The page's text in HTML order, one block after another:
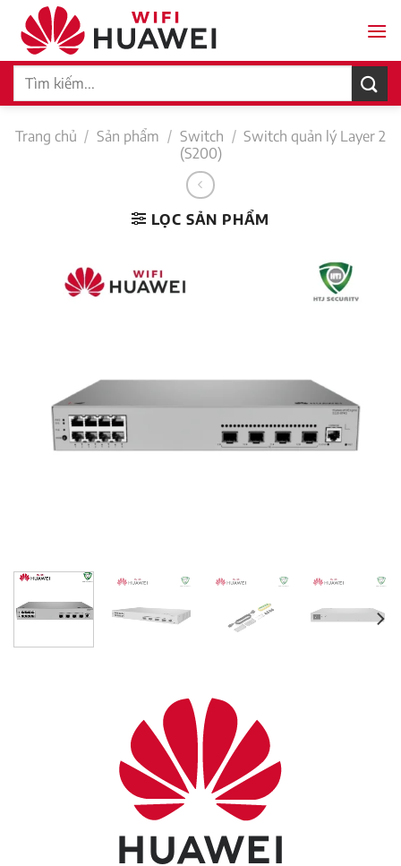
qua
dung
Tìm
Trang chủ / Sản phẩm / Switch / Switch quản lý Layer 2
(S200)
LỌC SẢN PHẨM